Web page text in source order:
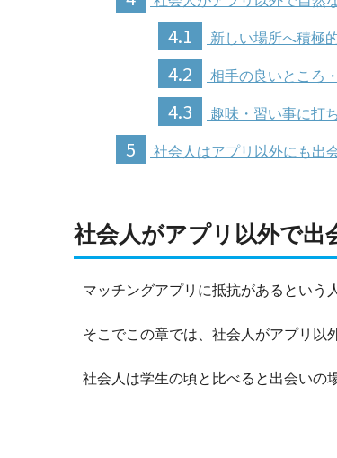
4.1 新しい場所へ積極
4.2 相手の良いところ
4.3 趣味・習い事に打
5 社会人はアプリ以外にも出
社会人がアプリ以外で出
マッチングアプリに抵抗があるという
そこでこの章では、社会人がアプリ以
社会人は学生の頃と比べると出会いの